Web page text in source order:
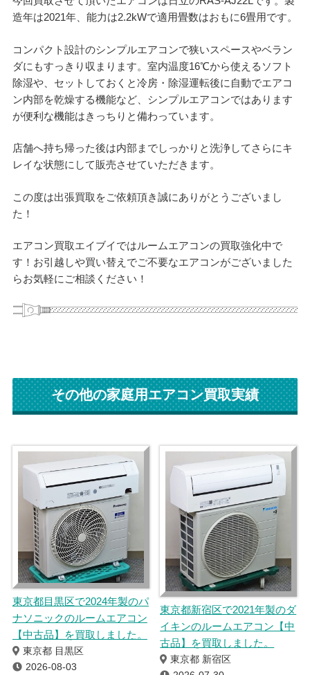
造年は2021年、能力は2.2kWで適用畳数はおもに6畳用です。
コンパクト設計のシンプルエアコンで狭いスペースやベラン
ダにもすっきり収まります。室内温度16℃から使えるソフト
除湿や、セットしておくと冷房・除湿運転後に自動でエアコ
ン内部を乾燥する機能など、シンプルエアコンではあります
が便利な機能はきっちりと備わっています。
店舗へ持ち帰った後は内部までしっかりと洗浄してさらにキ
レイな状態にして販売させていただきます。
この度は出張買取をご依頼頂き誠にありがとうございまし
た！
エアコン買取エイブイではルームエアコンの買取強化中で
す！お引越しや買い替えでご不要なエアコンがございました
らお気軽にご相談ください！
その他の家庭用エアコン買取実績
東京都目黒区で2024年製のパ
ナソニックのルームエアコン
【中古品】を買取しました。
東京都 目黒区
2026-08-03
東京都新宿区で2021年製のダ
イキンのルームエアコン【中
古品】を買取しました。
東京都 新宿区